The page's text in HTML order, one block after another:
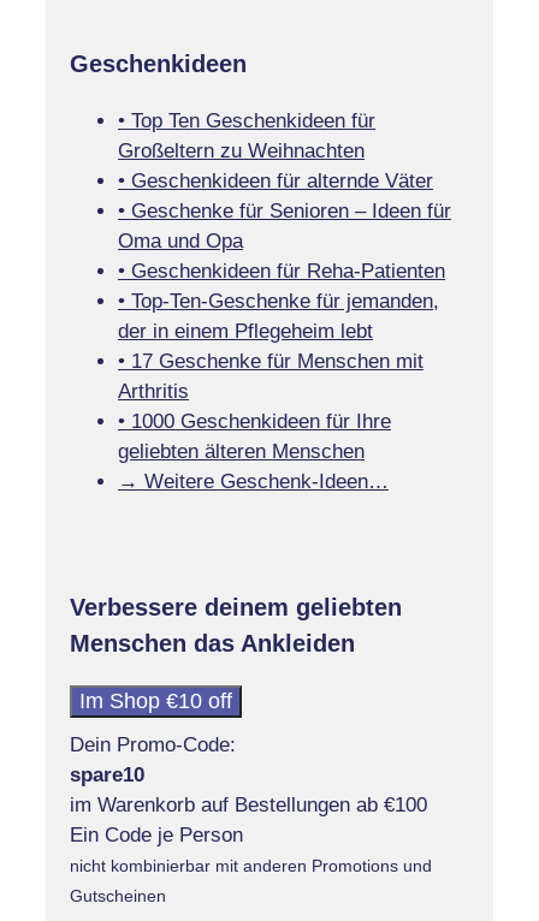
Geschenkideen
• Top Ten Geschenkideen für
Großeltern zu Weihnachten
• Geschenkideen für alternde Väter
• Geschenke für Senioren – Ideen für
Oma und Opa
• Geschenkideen für Reha-Patienten
• Top-Ten-Geschenke für jemanden,
der in einem Pflegeheim lebt
• 17 Geschenke für Menschen mit
Arthritis
• 1000 Geschenkideen für Ihre
geliebten älteren Menschen
→ Weitere Geschenk-Ideen…
Verbessere deinem geliebten
Menschen das Ankleiden
Im Shop €10 off
Dein Promo-Code:
spare10
im Warenkorb auf Bestellungen ab €100
Ein Code je Person
nicht kombinierbar mit anderen Promotions und
Gutscheinen